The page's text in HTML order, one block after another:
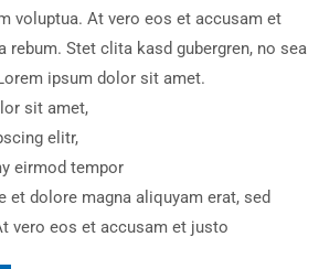
voluptua. At vero eos et accusam et
rebum. Stet clita kasd gubergren, no sea
ipsum dolor sit amet.
sit amet,
elitr,
eirmod tempor
et dolore magna aliquyam erat, sed
vero eos et accusam et justo